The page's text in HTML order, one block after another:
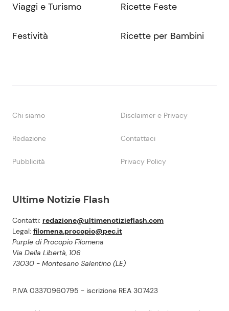
Ultime Notizie Flash
Contatti: redazione@ultimenotizieflash.com
Legal: filomena.procopio@pec.it
Purple di Procopio Filomena
Via Della Libertà, 106
73030 - Montesano Salentino (LE)
P.IVA 03370960795 - iscrizione REA 307423
Viaggi e Turismo
Festività
Ricette Feste
Ricette per Bambini
Chi siamo Disclaimer e Privacy
Redazione Contattaci
Pubblicità Privacy Policy